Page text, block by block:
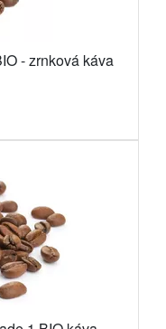
- zrnková káva